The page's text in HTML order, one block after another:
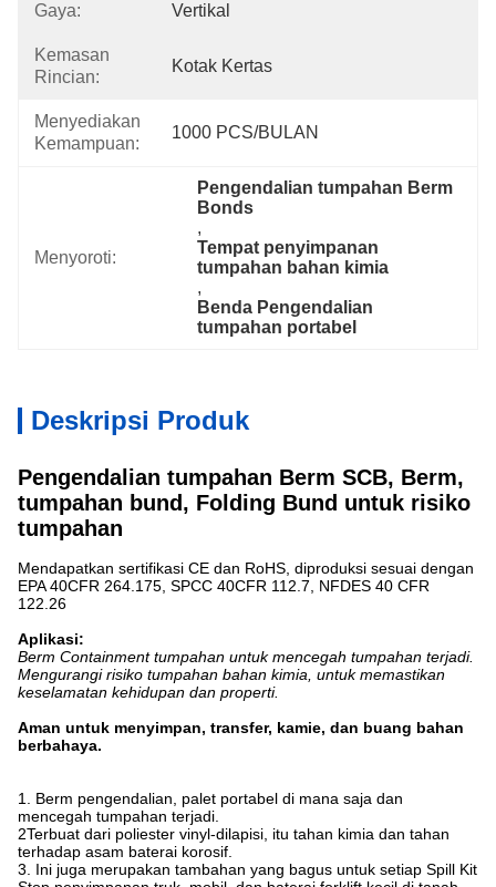
Gaya: Vertikal
Kemasan
Rincian:
Kotak Kertas
Menyediakan
Kemampuan:
1000 PCS/BULAN
Menyoroti:
Pengendalian tumpahan Berm
Bonds
,
Tempat penyimpanan
tumpahan bahan kimia
,
Benda Pengendalian
tumpahan portabel
Deskripsi Produk
Pengendalian tumpahan Berm SCB, Berm,
tumpahan bund, Folding Bund untuk risiko
tumpahan
Mendapatkan sertifikasi CE dan RoHS, diproduksi sesuai dengan
EPA 40CFR 264.175, SPCC 40CFR 112.7, NFDES 40 CFR
122.26
Aplikasi:
Berm Containment tumpahan untuk mencegah tumpahan terjadi.
Mengurangi risiko tumpahan bahan kimia, untuk memastikan
keselamatan kehidupan dan properti.
Aman untuk menyimpan, transfer, kamie, dan buang bahan
berbahaya.
1. Berm pengendalian, palet portabel di mana saja dan
mencegah tumpahan terjadi.
2Terbuat dari poliester vinyl-dilapisi, itu tahan kimia dan tahan
terhadap asam baterai korosif.
3. Ini juga merupakan tambahan yang bagus untuk setiap Spill Kit